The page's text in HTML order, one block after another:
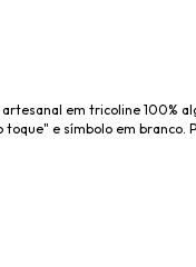
em tricoline 100%
e símbolo em